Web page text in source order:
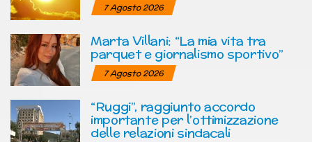
7 Agosto 2026
Marta Villani: “La mia vita tra
parquet e giornalismo sportivo”
7 Agosto 2026
“Ruggi”, raggiunto accordo
importante per l’ottimizzazione
delle relazioni sindacali